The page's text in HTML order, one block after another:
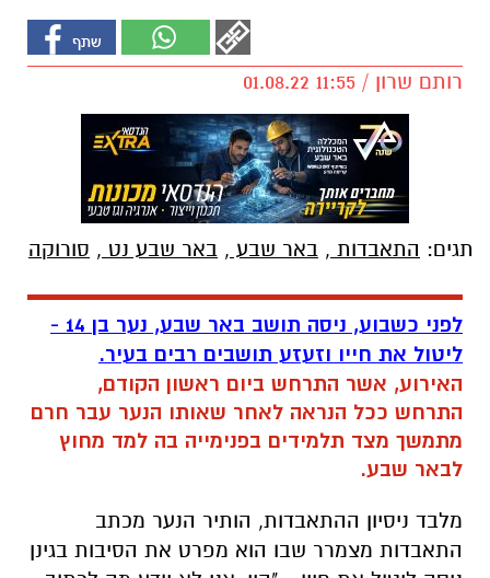
רותם שרון / 11:55 01.08.22
תגים: התאבדות , באר שבע , באר שבע נט , סורוקה
לפני כשבוע, ניסה תושב באר שבע, נער בן 14 -
ליטול את חייו וזעזע תושבים רבים בעיר.
האירוע, אשר התרחש ביום ראשון הקודם,
התרחש ככל הנראה לאחר שאותו הנער עבר חרם
מתמשך מצד תלמידים בפנימייה בה למד מחוץ
לבאר שבע.
מלבד ניסיון ההתאבדות, הותיר הנער מכתב
התאבדות מצמרר שבו הוא מפרט את הסיבות בגינן